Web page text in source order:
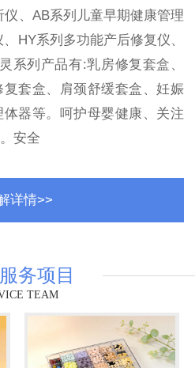
、AB系列儿童早期健康管理
HY系列多功能产后修复仪、
系列产品有:乳房修复套盒、
套盒、肩颈舒缓套盒、妊娠
器等。呵护母婴健康、关注
安全
详情>>
务项目
TEAM